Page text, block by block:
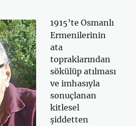
1915’te Osmanlı
Ermenilerinin
ata
topraklarından
sökülüp atılması
ve imhasıyla
sonuçlanan
kitlesel
şiddetten